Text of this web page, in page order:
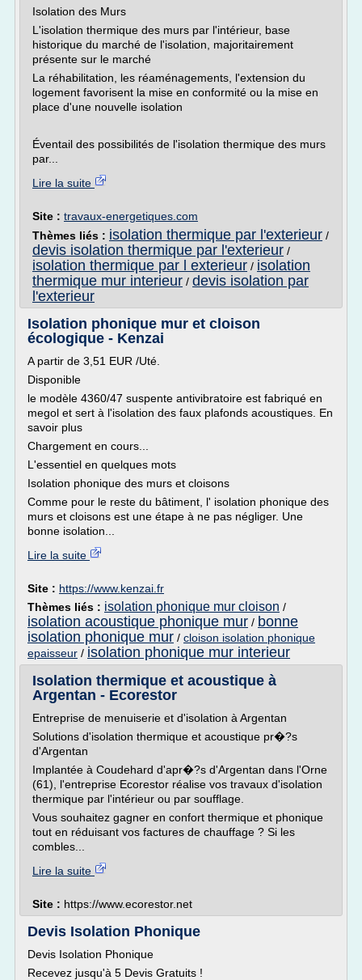
Isolation des Murs
L'isolation thermique des murs par l'intérieur, base
historique du marché de l'isolation, majoritairement
présente sur le marché
La réhabilitation, les réaménagements, l'extension du
logement favorisent la mise en conformité ou la mise en
place d'une nouvelle isolation
Éventail des possibilités de l'isolation thermique des murs
par...
Lire la suite
Site : travaux-energetiques.com
Thèmes liés : isolation thermique par l'exterieur /
devis isolation thermique par l'exterieur /
isolation thermique par l exterieur / isolation
thermique mur interieur / devis isolation par
l'exterieur
Isolation phonique mur et cloison
écologique - Kenzai
A partir de 3,51 EUR /Uté.
Disponible
le modèle 4360/47 suspente antivibratoire est fabriqué en
megol et sert à l'isolation des faux plafonds acoustiques. En
savoir plus
Chargement en cours...
L'essentiel en quelques mots
Isolation phonique des murs et cloisons
Comme pour le reste du bâtiment, l' isolation phonique des
murs et cloisons est une étape à ne pas négliger. Une
bonne isolation...
Lire la suite
Site : https://www.kenzai.fr
Thèmes liés : isolation phonique mur cloison /
isolation acoustique phonique mur / bonne
isolation phonique mur / cloison isolation phonique
epaisseur / isolation phonique mur interieur
Isolation thermique et acoustique à
Argentan - Ecorestor
Entreprise de menuiserie et d'isolation à Argentan
Solutions d'isolation thermique et acoustique pr�?s
d'Argentan
Implantée à Coudehard d'apr�?s d'Argentan dans l'Orne
(61), l'entreprise Ecorestor réalise vos travaux d'isolation
thermique par l'intérieur ou par soufflage.
Vous souhaitez gagner en confort thermique et phonique
tout en réduisant vos factures de chauffage ? Si les
combles...
Lire la suite
Site : https://www.ecorestor.net
Devis Isolation Phonique
Devis Isolation Phonique
Recevez jusqu'à 5 Devis Gratuits !